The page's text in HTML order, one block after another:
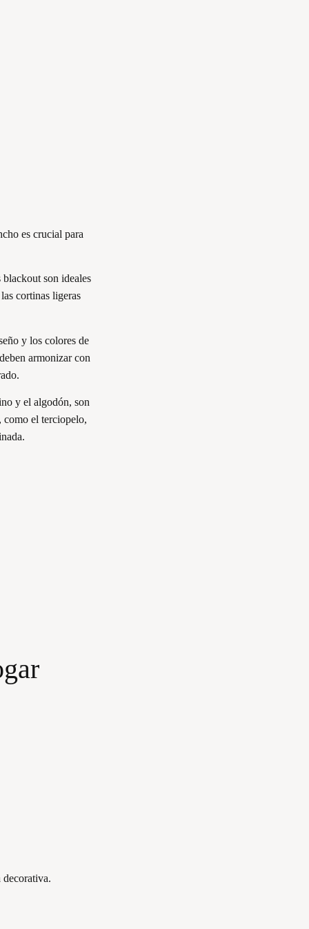
es crucial para
son ideales
cortinas ligeras
y los colores de
armonizar con
y el algodón, son
como el terciopelo,
decorativa.